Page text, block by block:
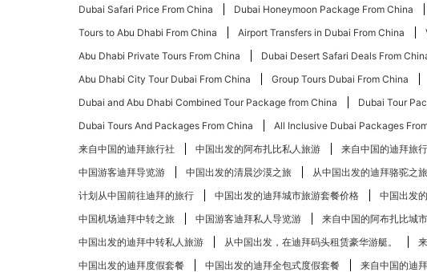
Dubai Safari Price From China
Dubai Honeymoon Package From China
Tours to Abu Dhabi From China
Airport Transfers in Dubai From China
Abu Dhabi Private Tours From China
Dubai Desert Safari Deals From
Abu Dhabi City Tour Dubai From China
Group Tours Dubai From China
Dubai and Abu Dhabi Combined Tour Package from China
Dubai Tour
Dubai Tours And Packages From China
All Inclusive Dubai Packages
来自中国的迪拜旅行社
中国出发的阿布扎比​​私人旅游 来自中国的迪拜旅
中国游客迪拜导览游
中国出发的清晨沙漠之旅 从中国出发的迪拜骆驼之旅
计划从中国前往迪拜的旅行
中国出发的迪拜城市旅游套餐价格 中国出发
中国机场迪拜中转之旅
中国游客迪拜私人导览游 来自中国的阿布扎比​​城
中国出发的迪拜中转私人旅游
从中国出发，在迪拜码头租赁豪华游艇。
中国出发的迪拜度假套餐
中国出发的迪拜全包式度假套餐 来自中国的迪